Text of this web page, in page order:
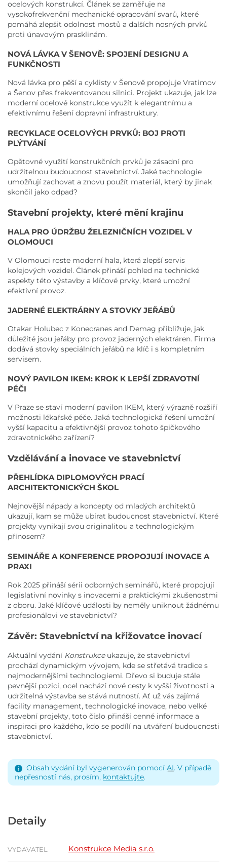
ocelových konstrukcí. Článek se zaměřuje na
vysokofrekvenční mechanické opracování svarů, které
pomáhá zlepšit odolnost mostů a dalších nosných prvků
proti únavovým prasklinám.
NOVÁ LÁVKA V ŠENOVĚ: SPOJENÍ DESIGNU A
FUNKČNOSTI
Nová lávka pro pěší a cyklisty v Šenově propojuje Vratimov
a Šenov přes frekventovanou silnici. Projekt ukazuje, jak lze
moderní ocelové konstrukce využít k elegantnímu a
efektivnímu řešení dopravní infrastruktury.
RECYKLACE OCELOVÝCH PRVKŮ: BOJ PROTI
PLÝTVÁNÍ
Opětovné využití konstrukčních prvků je zásadní pro
udržitelnou budoucnost stavebnictví. Jaké technologie
umožňují zachovat a znovu použít materiál, který by jinak
skončil jako odpad?
Stavební projekty, které mění krajinu
HALA PRO ÚDRŽBU ŽELEZNIČNÍCH VOZIDEL V
OLOMOUCI
V Olomouci roste moderní hala, která zlepší servis
kolejových vozidel. Článek přináší pohled na technické
aspekty této výstavby a klíčové prvky, které umožní
efektivní provoz.
JADERNÉ ELEKTRÁRNY A STOVKY JEŘÁBŮ
Otakar Holubec z Konecranes and Demag přibližuje, jak
důležité jsou jeřáby pro provoz jaderných elektráren. Firma
dodává stovky speciálních jeřábů na klíč i s kompletním
servisem.
NOVÝ PAVILON IKEM: KROK K LEPŠÍ ZDRAVOTNÍ
PÉČI
V Praze se staví moderní pavilon IKEM, který výrazně rozšíří
možnosti lékařské péče. Jaká technologická řešení umožní
vyšší kapacitu a efektivnější provoz tohoto špičkového
zdravotnického zařízení?
Vzdělávání a inovace ve stavebnictví
PŘEHLÍDKA DIPLOMOVÝCH PRACÍ
ARCHITEKTONICKÝCH ŠKOL
Nejnovější nápady a koncepty od mladých architektů
ukazují, kam se může ubírat budoucnost stavebnictví. Které
projekty vynikají svou originalitou a technologickým
přínosem?
SEMINÁŘE A KONFERENCE PROPOJUJÍ INOVACE A
PRAXI
Rok 2025 přináší sérii odborných seminářů, které propojují
legislativní novinky s inovacemi a praktickými zkušenostmi
z oboru. Jaké klíčové události by neměly uniknout žádnému
profesionálovi ve stavebnictví?
Závěr: Stavebnictví na křižovatce inovací
Aktuální vydání Konstrukceukazuje, že stavebnictví
prochází dynamickým vývojem, kde se střetává tradice s
nejmodernějšími technologiemi. Dřevo si buduje stále
pevnější pozici, ocel nachází nové cesty k vyšší životnosti a
udržitelná výstavba se stává nutností. Ať už vás zajímá
facility management, technologické inovace, nebo velké
stavební projekty, toto číslo přináší cenné informace a
inspiraci pro každého, kdo se podílí na utváření budoucnosti
stavebnictví.
Obsah vydání byl vygenerován pomocí AI. V případě
nepřesností nás, prosím, kontaktujte.
Detaily
VYDAVATEL Konstrukce Media s.r.o.